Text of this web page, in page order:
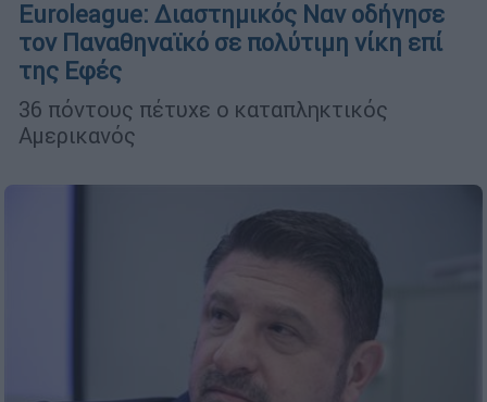
Euroleague: Διαστημικός Ναν οδήγησε
τον Παναθηναϊκό σε πολύτιμη νίκη επί
της Εφές
36 πόντους πέτυχε ο καταπληκτικός
Αμερικανός